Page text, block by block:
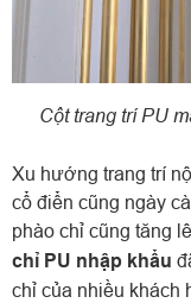
Cột trang trí PU
Xu hướng trang trí
cổ điển cũng ngày
phào chỉ cũng tăng
chỉ PU nhập khẩu
chỉ của nhiều khách